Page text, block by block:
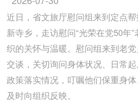
近日，省文旅厅慰问组来到定点帮
新寺乡，走访慰问“光荣在党50年
织的关怀与温暖。慰问组来到老
交谈，关切询问身体状况、日常
政策落实情况，叮嘱他们保重身
及时向组织反映。